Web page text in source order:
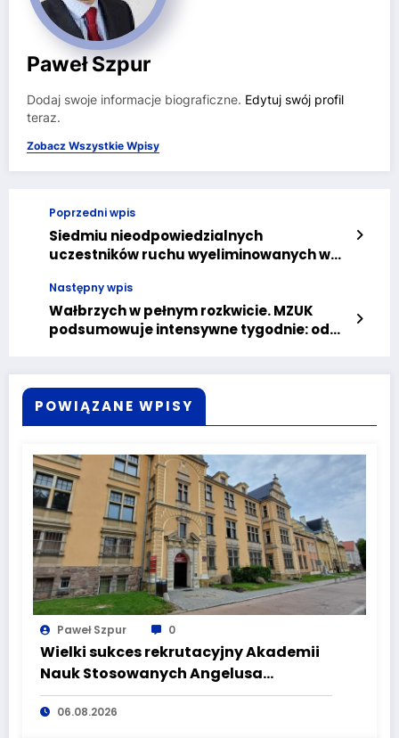
Paweł Szpur
Dodaj swoje informacje biograficzne. Edytuj swój profil
teraz.
Zobacz Wszystkie Wpisy
Poprzedni wpis
Siedmiu nieodpowiedzialnych
uczestników ruchu wyeliminowanych w
Następny wpis
Wałbrzych w pełnym rozkwicie. MZUK
podsumowuje intensywne tygodnie: od
POWIĄZANE WPISY
Paweł Szpur 0
Wielki sukces rekrutacyjny Akademii
Nauk Stosowanych Angelusa
Silesiusa! Uczelnia bije rekordy, ale Ty
wciąż masz szansę – weź udział w II
06.08.2026